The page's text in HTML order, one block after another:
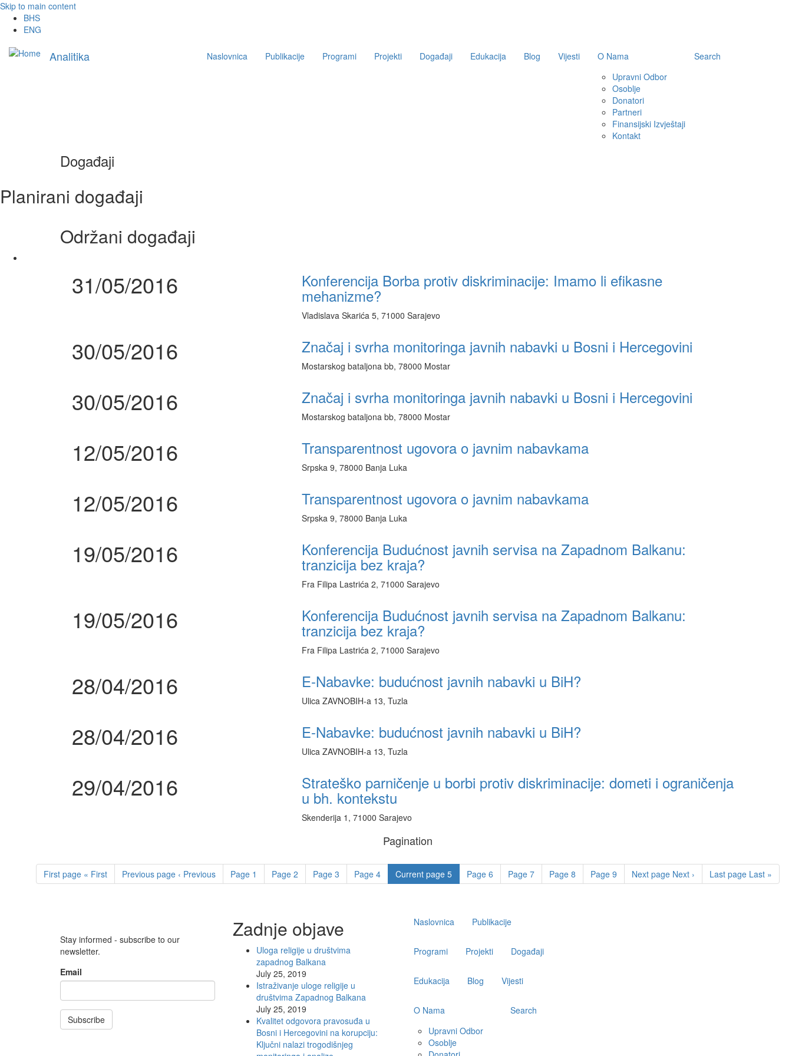
Skip to main content
BHS
ENG
Analitika
Main Naslovnica Publikacije Programi Projekti Događaji Edukacija Blog Vijesti
O Nama
Upravni Odbor
Osoblje
Donatori
Partneri
Finansijski Izvještaji
Kontakt
Search
Događaji
Planirani događaji
Održani događaji
31/05/2016 Konferencija Borba protiv diskriminacije: Imamo li efikasne
mehanizme?
Vladislava Skarića 5, 71000 Sarajevo
30/05/2016 Značaj i svrha monitoringa javnih nabavki u Bosni i Hercegovini
Mostarskog bataljona bb, 78000 Mostar
30/05/2016 Značaj i svrha monitoringa javnih nabavki u Bosni i Hercegovini
Mostarskog bataljona bb, 78000 Mostar
12/05/2016 Transparentnost ugovora o javnim nabavkama
Srpska 9, 78000 Banja Luka
12/05/2016 Transparentnost ugovora o javnim nabavkama
Srpska 9, 78000 Banja Luka
19/05/2016 Konferencija Budućnost javnih servisa na Zapadnom Balkanu:
tranzicija bez kraja?
Fra Filipa Lastrića 2, 71000 Sarajevo
19/05/2016 Konferencija Budućnost javnih servisa na Zapadnom Balkanu:
tranzicija bez kraja?
Fra Filipa Lastrića 2, 71000 Sarajevo
28/04/2016 E-Nabavke: budućnost javnih nabavki u BiH?
Ulica ZAVNOBIH-a 13, Tuzla
28/04/2016 E-Nabavke: budućnost javnih nabavki u BiH?
Ulica ZAVNOBIH-a 13, Tuzla
29/04/2016 Strateško parničenje u borbi protiv diskriminacije: dometi i ograničenja
u bh. kontekstu
Skenderija 1, 71000 Sarajevo
Pagination
First page « First Previous page ‹ Previous Page 1 Page 2 Page 3 Page 4 Current page 5 Page 6 Page 7 Page 8 Page 9 Next page Next › Last page Last »
Stay informed - subscribe to our
newsletter.
Email
Subscribe
Zadnje objave
Uloga religije u društvima
zapadnog Balkana
July 25, 2019
Istraživanje uloge religije u
društvima Zapadnog Balkana
July 25, 2019
Kvalitet odgovora pravosuđa u
Bosni i Hercegovini na korupciju:
Ključni nalazi trogodišnjeg
Main
Naslovnica Publikacije
Programi Projekti Događaji
Edukacija Blog Vijesti
O Nama
Upravni Odbor
Osoblje
Search